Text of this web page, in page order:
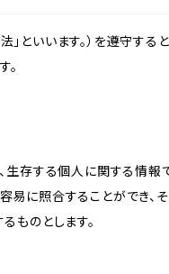
いいます。）を遵守すると
。
生存する個人に関する情報
に照合することができ、
ものとします。